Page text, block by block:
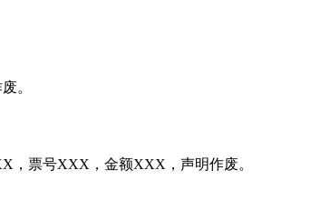
。
，票号XXX，金额XXX，声明作废。